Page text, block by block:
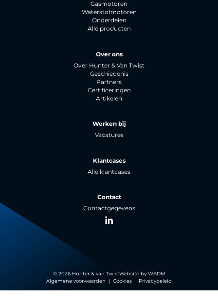
Gasmotoren
Waterstofmotoren
Onderdelen
Alle producten
Over ons
Over Hunter & Van Twist
Geschiedenis
Partners
Certificeringen
Artikelen
Werken bij
Vacatures
Klantcases
Alle klantcases
Contact
Contactgegevens
LinkedIn
© 2026 Hunter & van TwistWebsite byWADM
Algemene voorwaarden
Cookies Privacybeleid